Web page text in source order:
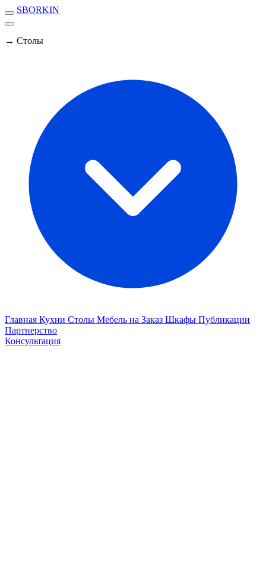
SBORKIN
→ Столы
Главная Кухни Столы Мебель на Заказ Шкафы Публикации
Партнерство
Консультация